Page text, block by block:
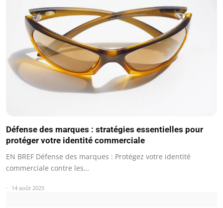
Défense des marques : stratégies essentielles pour
protéger votre identité commerciale
EN BREF Défense des marques : Protégez votre identité
commerciale contre les…
14 août 2025